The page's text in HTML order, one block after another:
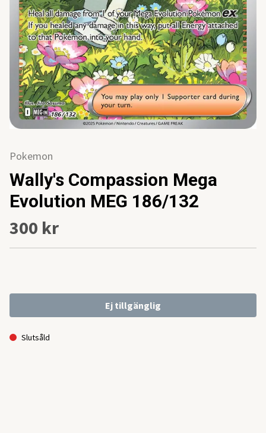
Pokemon
Wally's Compassion Mega
Evolution MEG 186/132
300 kr
Ej tillgänglig
Slutsåld